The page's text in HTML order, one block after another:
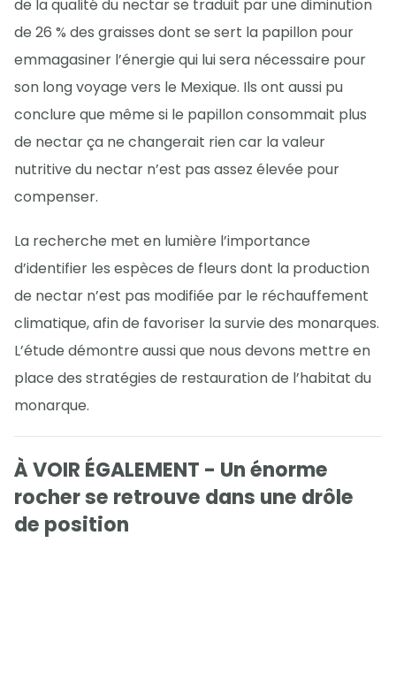
de la qualité du nectar se traduit par une diminution
de 26 % des graisses dont se sert la papillon pour
emmagasiner l’énergie qui lui sera nécessaire pour
son long voyage vers le Mexique. Ils ont aussi pu
conclure que même si le papillon consommait plus
de nectar ça ne changerait rien car la valeur
nutritive du nectar n’est pas assez élevée pour
compenser.
La recherche met en lumière l’importance
d’identifier les espèces de fleurs dont la production
de nectar n’est pas modifiée par le réchauffement
climatique, afin de favoriser la survie des monarques.
L’étude démontre aussi que nous devons mettre en
place des stratégies de restauration de l’habitat du
monarque.
À VOIR ÉGALEMENT - Un énorme
rocher se retrouve dans une drôle
de position